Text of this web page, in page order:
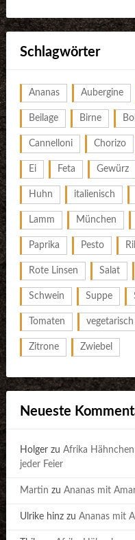
Schlagwörter
Ananas Aubergine
Beilage Birne
Cannelloni Chorizo
Ei Feta Gewürz
Huhn italienisch
Lamm München
Paprika Pesto
Rote Linsen Salat
Schwein Suppe
Tomaten vegetarisch
Zitrone Zwiebel
Neueste
Holgerzu Afrika
jeder Feier
Martin zu Ananas mit
Ulrike hinzzu Ananas mit